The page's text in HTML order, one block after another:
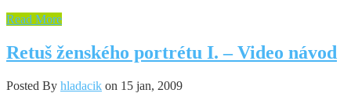
Read More
Retuš ženského portrétu I. – Video návod
Posted By hladacik on 15 jan, 2009